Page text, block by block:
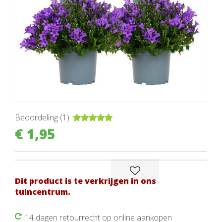
Beoordeling (1):
€ 1,95
Dit product is te verkrijgen in ons
tuincentrum.
14 dagen retourrecht op online aankopen